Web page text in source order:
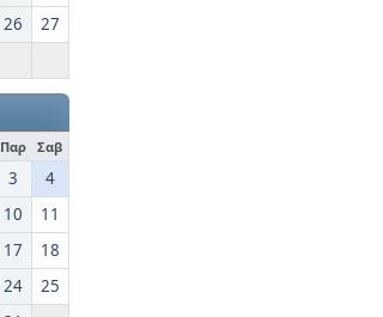
26
27
Παρ Σαβ
3
4
10
11
17
18
24
25